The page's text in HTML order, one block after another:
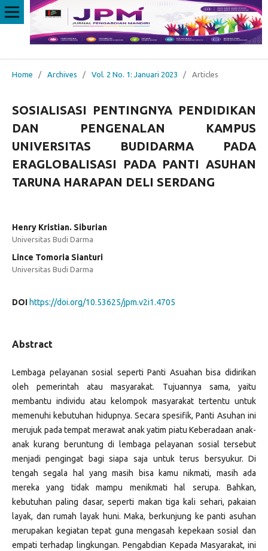
Home / Archives / Vol. 2 No. 1: Januari 2023 / Articles
SOSIALISASI PENTINGNYA PENDIDIKAN
DAN PENGENALAN KAMPUS
UNIVERSITAS BUDIDARMA PADA
ERAGLOBALISASI PADA PANTI ASUHAN
TARUNA HARAPAN DELI SERDANG
Henry Kristian. Siburian
Universitas Budi Darma
Lince Tomoria Sianturi
Universitas Budi Darma
DOI https://doi.org/10.53625/jpm.v2i1.4705
Abstract
Lembaga pelayanan sosial seperti Panti Asuahan bisa didirikan
oleh pemerintah atau masyarakat. Tujuannya sama, yaitu
membantu individu atau kelompok masyarakat tertentu untuk
memenuhi kebutuhan hidupnya. Secara spesifik, Panti Asuhan ini
merujuk pada tempat merawat anak yatim piatu Keberadaan anak-
anak kurang beruntung di lembaga pelayanan sosial tersebut
menjadi pengingat bagi siapa saja untuk terus bersyukur. Di
tengah segala hal yang masih bisa kamu nikmati, masih ada
mereka yang tidak mampu menikmati hal serupa. Bahkan,
kebutuhan paling dasar, seperti makan tiga kali sehari, pakaian
layak, dan rumah layak huni. Maka, berkunjung ke panti asuhan
merupakan kegiatan tepat guna mengasah kepekaan sosial dan
empati terhadap lingkungan. Pengabdian Kepada Masyarakat, ini